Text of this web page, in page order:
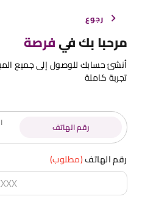
رجوع
مرحبا بك فيفرصة
أنشئ حسابك للوصول إلى جميع
تجربة كاملة
رقم الهاتف
رقم الهاتف(مطلوب)